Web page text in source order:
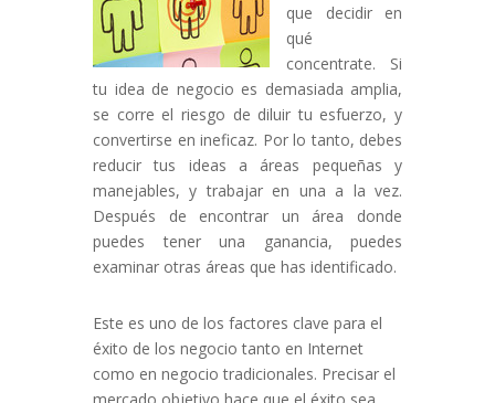
que decidir en
qué
concentrate. Si
tu idea de negocio es demasiada amplia,
se corre el riesgo de diluir tu esfuerzo, y
convertirse en ineficaz. Por lo tanto, debes
reducir tus ideas a áreas pequeñas y
manejables, y trabajar en una a la vez.
Después de encontrar un área donde
puedes tener una ganancia, puedes
examinar otras áreas que has identificado.
Este es uno de los factores clave para el
éxito de los negocio tanto en Internet
como en negocio tradicionales. Precisar el